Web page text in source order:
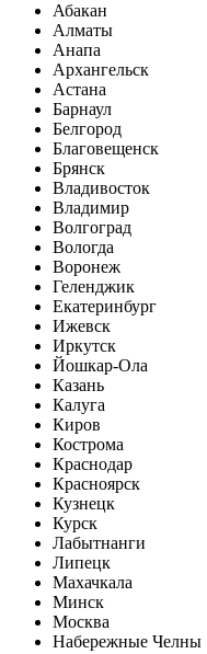
Абакан
Алматы
Анапа
Архангельск
Астана
Барнаул
Белгород
Благовещенск
Брянск
Владивосток
Владимир
Волгоград
Вологда
Воронеж
Геленджик
Екатеринбург
Ижевск
Иркутск
Йошкар-Ола
Казань
Калуга
Киров
Кострома
Краснодар
Красноярск
Кузнецк
Курск
Лабытнанги
Липецк
Махачкала
Минск
Москва
Набережные Челны